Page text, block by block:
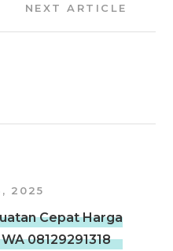
NEXT ARTICLE
2025
Cepat Harga
08129291318